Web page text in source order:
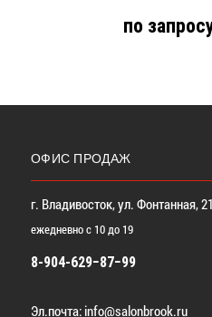
по
ОФИС ПРОДАЖ
г. Владивосток, ул. Фонтанная, 21
ежедневно с 10 до 19
8-904-629−87−99
Эл.почта: info@salonbrook.ru